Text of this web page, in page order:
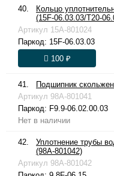
40.
Кольцо
(15F-06.03.03/T20-
Артикул 15A-801024
Паркод: 15F-06.03.03
100 ₽
41.
Подшипник
Артикул 98A-801041
Паркод: F9.9-06.02.00.03
Нет в наличии
42.
Уплотнение трубы
(98A-801042)
Артикул 98A-801042